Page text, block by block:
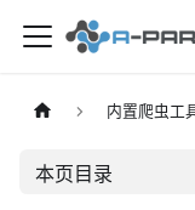
内置爬虫工
本页目录